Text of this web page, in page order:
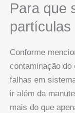
Para que
partículas
Conforme
contaminação do
falhas em
ir além da
mais do que